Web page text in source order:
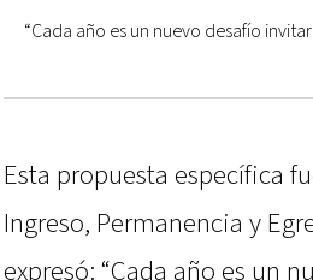
“Cada año es un nuevo desafío
Esta propuesta específica
Ingreso, Permanencia y
expresó: “Cada año es un